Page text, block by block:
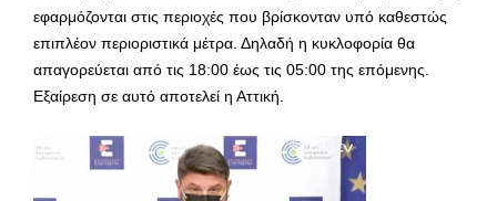
εφαρμόζονται στις περιοχές που βρίσκονταν υπό καθεστώς
επιπλέον περιοριστικά μέτρα. Δηλαδή η κυκλοφορία θα
απαγορεύεται από τις 18:00 έως τις 05:00 της επόμενης.
Εξαίρεση σε αυτό αποτελεί η Αττική.